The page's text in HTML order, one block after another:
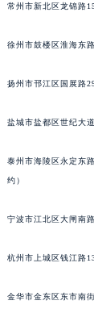
常州市新北区龙锦路
徐州市鼓楼区淮海东
扬州市邗江区国展路
盐城市盐都区世纪大
泰州市海陵区永定东
约）
宁波市江北区大闸南
杭州市上城区钱江路
金华市金东区东市南